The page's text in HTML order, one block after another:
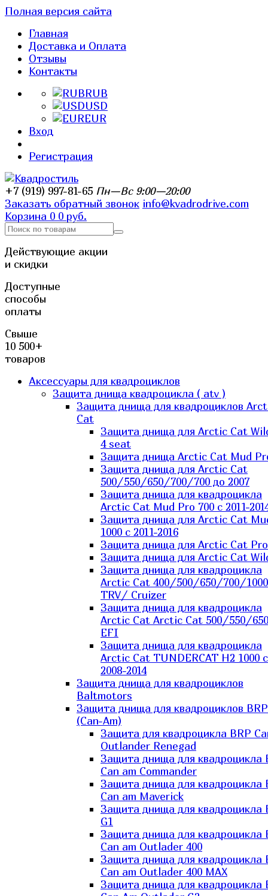
Полная версия сайта
Главная
Доставка и Оплата
Отзывы
Контакты
RUB
USD
EUR
Вход
Регистрация
+7 (919) 997-81-65 Пн—Вс 9:00—20:00
Заказать обратный звонок info@kvadrodrive.com
Корзина 0 0 руб.
Действующие акции
и скидки
Доступные
способы
оплаты
Свыше
10 500+
товаров
Аксессуары для квадроциклов
Защита днища квадроцикла ( atv )
Защита днища для квадроциклов
Cat
Защита днища для Arctic Cat
4 seat
Защита днища Arctic Cat Mud
Защита днища для Arctic Cat
500/550/650/700/700 до 2007
Защита днища для квадроцикла
Arctic Cat Mud Pro 700 с 2011-
Защита днища для Arctic Cat
1000 c 2011-2016
Защита днища для Arctic Cat
Защита днища для Arctic Cat
Защита днища для квадроцикла
Arctic Cat 400/500/650/700/1000
TRV/ Cruizer
Защита днища для квадроцикла
Arctic Cat Arctic Cat 500/550/
EFI
Защита днища для квадроцикла
Arctic Cat TUNDERCAT H2 1000 c
2008-2014
Защита днища для квадроциклов
Baltmotors
Защита днища для квадроциклов BRP
(Can-Am)
Защита для квадроцикла BRP
Outlander Renegad
Защита днища для квадроцикла
Can am Commander
Защита днища для квадроцикла
Can am Maverick
Защита днища для квадроцикла
G1
Защита днища для квадроцикла
Can am Outlader 400
Защита днища для квадроцикла
Can am Outlader 400 MAX
Защита днища для квадроцикла